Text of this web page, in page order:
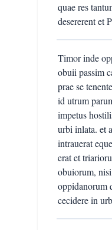
quae res
desererent et
Timor inde
obuii passim
prae se
id utrum
impetus
urbi inlata. et
intrauerat
erat et
obuiorum,
oppidanorum
cecidere in